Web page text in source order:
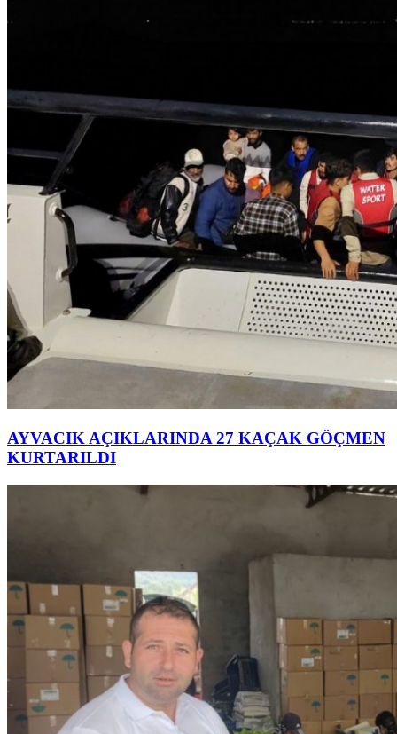
AYVACIK AÇIKLARINDA 27 KAÇAK GÖÇMEN
KURTARILDI